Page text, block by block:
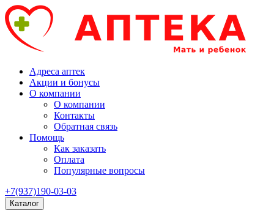
Адреса аптек
Акции и бонусы
О компании
О компании
Контакты
Обратная связь
Помощь
Как заказать
Оплата
Популярные вопросы
+7(937)190-03-03
Каталог